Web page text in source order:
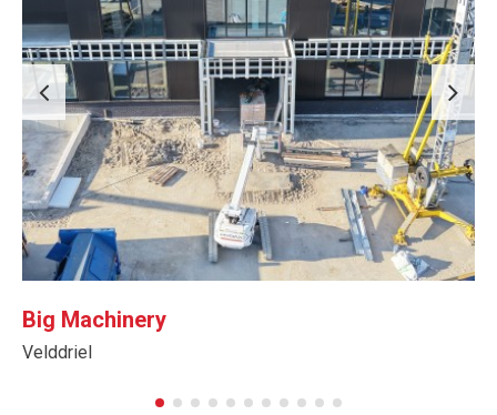
Big Machinery
Velddriel